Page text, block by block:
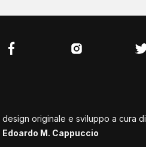
design originale e sviluppo a cura di
Edoardo M. Cappuccio